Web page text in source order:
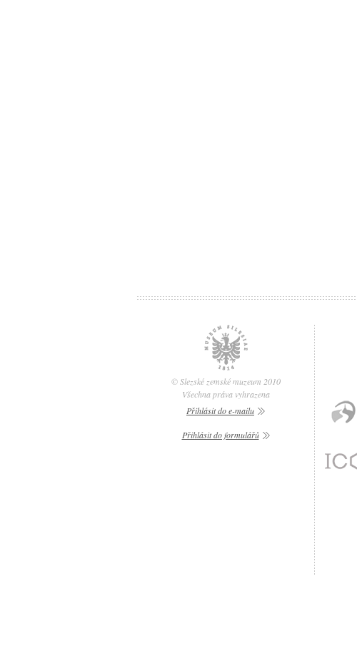
© Slezské zemské muzeum 2010
Všechna práva vyhrazena
Přihlásit do e-mailu
Přihlásit do formulářů